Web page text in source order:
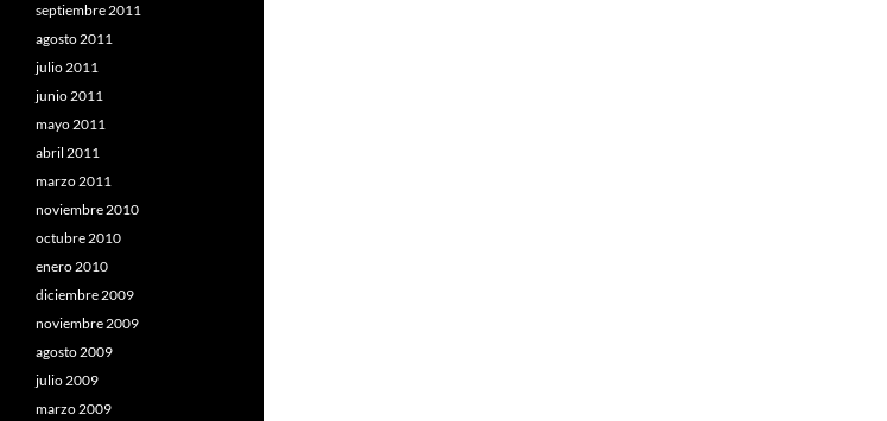
septiembre 2011
agosto 2011
julio 2011
junio 2011
mayo 2011
abril 2011
marzo 2011
noviembre 2010
octubre 2010
enero 2010
diciembre 2009
noviembre 2009
agosto 2009
julio 2009
marzo 2009